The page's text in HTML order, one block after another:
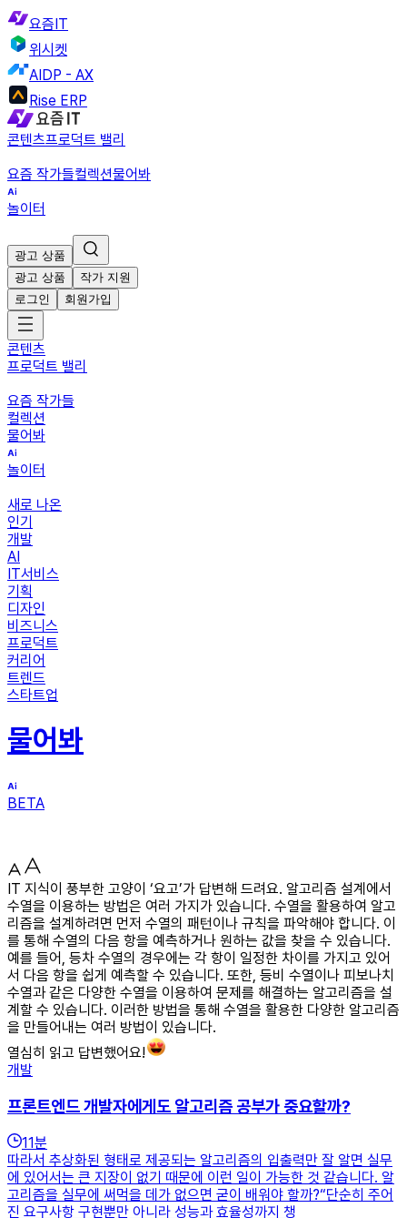
요즘IT
위시켓
AIDP - AX
Rise ERP
콘텐츠프로덕트 밸리
요즘 작가들컬렉션물어봐
놀이터
광고 상품
광고 상품
작가 지원
로그인
회원가입
콘텐츠
프로덕트 밸리
요즘 작가들
컬렉션
물어봐
놀이터
새로 나온
인기
개발
AI
IT서비스
기획
디자인
비즈니스
프로덕트
커리어
트렌드
스타트업
물어봐
BETA
IT 지식이 풍부한 고양이 ‘요고’가 답변해 드려요. 알고리즘 설계에서
수열을 이용하는 방법은 여러 가지가 있습니다. 수열을 활용하여 알고
리즘을 설계하려면 먼저 수열의 패턴이나 규칙을 파악해야 합니다. 이
를 통해 수열의 다음 항을 예측하거나 원하는 값을 찾을 수 있습니다.
예를 들어, 등차 수열의 경우에는 각 항이 일정한 차이를 가지고 있어
서 다음 항을 쉽게 예측할 수 있습니다. 또한, 등비 수열이나 피보나치
수열과 같은 다양한 수열을 이용하여 문제를 해결하는 알고리즘을 설
계할 수 있습니다. 이러한 방법을 통해 수열을 활용한 다양한 알고리즘
을 만들어내는 여러 방법이 있습니다.
열심히 읽고 답변했어요!
개발
프론트엔드 개발자에게도 알고리즘 공부가 중요할까?
11분
따라서 추상화된 형태로 제공되는 알고리즘의 입출력만 잘 알면 실무
에 있어서는 큰 지장이 없기 때문에 이런 일이 가능한 것 같습니다. 알
고리즘을 실무에 써먹을 데가 없으면 굳이 배워야 할까?“단순히 주어
진 요구사항 구현뿐만 아니라 성능과 효율성까지 챙